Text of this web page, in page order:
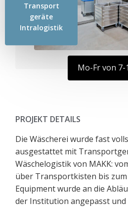
Transport​
geräte
Intralogistik
Mo-Fr von
PROJEKT DETAILS
Die Wäscherei wurde fast
ausgestattet mit
Wäschelogistik von MAKK:
über Transportkisten bis zum
Equipment wurde an die
der Institution angepasst